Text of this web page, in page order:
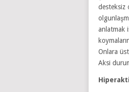
desteksiz
anlatmak
Onlara
Aksi